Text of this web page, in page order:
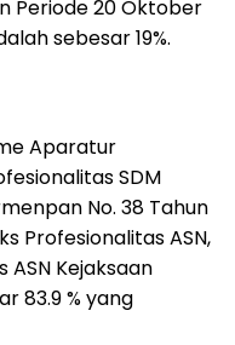
Periode 20 Oktober
sebesar 19%.
Aparatur
SDM
No. 38 Tahun
Profesionalitas ASN,
Kejaksaan
83.9 % yang